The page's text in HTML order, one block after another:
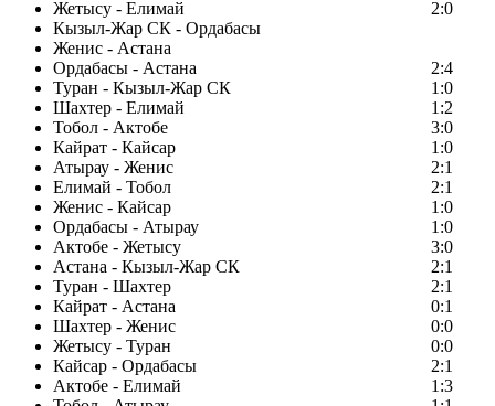
Жетысу - Елимай
2:0
Кызыл-Жар СК - Ордабасы
Женис - Астана
Ордабасы - Астана
2:4
Туран - Кызыл-Жар СК
1:0
Шахтер - Елимай
1:2
Тобол - Актобе
3:0
Кайрат - Кайсар
1:0
Атырау - Женис
2:1
Елимай - Тобол
2:1
Женис - Кайсар
1:0
Ордабасы - Атырау
1:0
Актобе - Жетысу
3:0
Астана - Кызыл-Жар СК
2:1
Туран - Шахтер
2:1
Кайрат - Астана
0:1
Шахтер - Женис
0:0
Жетысу - Туран
0:0
Кайсар - Ордабасы
2:1
Актобе - Елимай
1:3